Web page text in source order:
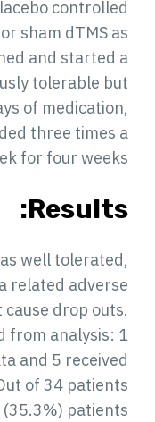
controlled
sham dTMS as
and started a
tolerable but
of medication,
three times a
for four weeks.
Results:
well tolerated,
related adverse
drop outs.
from analysis: 1
and 5 received
of 34 patients
patients